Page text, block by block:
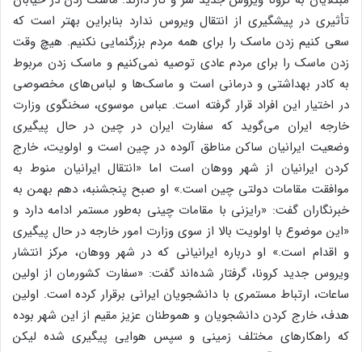
تأثیری در پیشگیری از انتقال ویروس ندارد بنابراین بهتر است که
سعی کنیم زدن ماسک را برای همه مردم بزرگنمایی نکنیم. هیچ وقت
زدن ماسک را برای مردم عادی توصیه نمی‌کنیم و ماسک زدن مربوط
به کادر بهداشتی و درمانی است و ماسک‌ها و لباس‌های مخصوصی
در اختیار این افراد قرار گرفته است. عباس موسوی، سخنگوی وزارت
خارجه ایران می‌گوید که سفارت ایران در چین در حال پیگیری
وضعیت ایرانیان ساکن مناطق آلوده در چین است و اولویت، خارج
کردن ایرانیان از شهر ووهان است اما «انتقال ایرانیان منوط به
موافقت مقامات دولتی چین است.» او صبح پنجشنبه، دهم بهمن به
خبرنگاران گفت: «رایزنی با مقامات چینی به‌طور مستمر ادامه دارد و
«این موضوع با اولویت بالا از سوی وزارت امور خارجه در حال پیگیری
و اقدام است.» او درباره ایرانیانی که در شهر ووهان، مرکز انتشار
ویروس جدید کرونا، گرفتار شده‌اند گفت: «سفارت کشورمان از اولین
ساعات، ارتباط مستمری با دانشجویان ایرانی برقرار کرده است. اولین
هدف، خارج کردن دانشجویان و هموطنان عزیز مقیم از این شهر بوده
که راهکارهای مختلف زمینی و سپس هوایی پیگیری شده لیکن